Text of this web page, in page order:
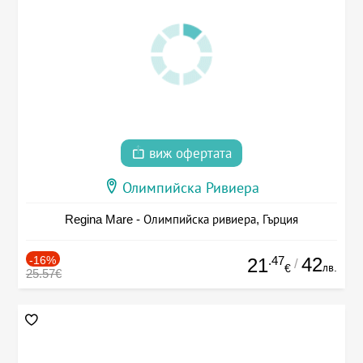
виж офертата
Олимпийска Ривиера
Regina Mare - Олимпийска ривиера, Гърция
-16%
25.57€ 21.47
€ / 42лв.